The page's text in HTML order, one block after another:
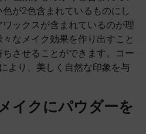
が2色含まれているものにし
ックスが含まれているのが理
なメイク効果を作り出すこと
させることができます。コー
より、美しく自然な印象を与
イクにパウダーを